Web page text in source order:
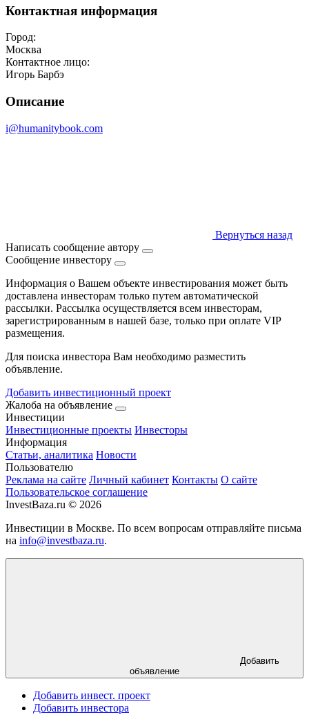
Контактная информация
Город:
Москва
Контактное лицо:
Игорь Барбэ
Описание
i@humanitybook.com
Вернуться назад
Написать сообщение автору
Сообщение инвестору
Информация о Вашем объекте инвестирования может быть
доставлена инвесторам только путем автоматической
рассылки. Рассылка осуществляется всем инвесторам,
зарегистрированным в нашей базе, только при оплате VIP
размещения.
Для поиска инвестора Вам необходимо разместить
объявление.
Добавить инвестиционный проект
Жалоба на объявление
Инвестиции
Инвестиционные проекты Инвесторы
Информация
Статьи, аналитика Новости
Пользователю
Реклама на сайте Личный кабинет Контакты О сайте
Пользовательское соглашение
InvestBaza.ru © 2026
Инвестиции в Москве. По всем вопросам отправляйте письма
на info@investbaza.ru.
Добавить
объявление
Добавить инвест. проект
Добавить инвестора